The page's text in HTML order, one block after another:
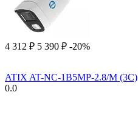
4 312 ₽ 5 390 ₽ -20%
ATIX AT-NC-1B5MP-2.8/M (3C)
0.0